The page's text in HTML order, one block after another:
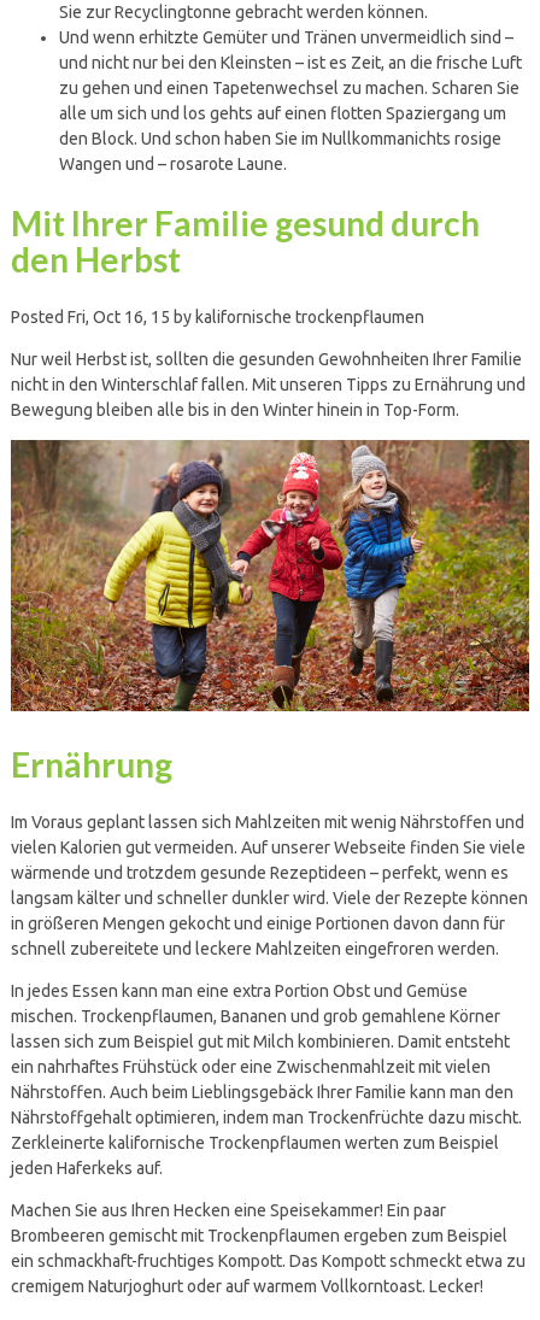
Sie zur Recyclingtonne gebracht werden können.
Und wenn erhitzte Gemüter und Tränen unvermeidlich sind –
und nicht nur bei den Kleinsten – ist es Zeit, an die frische Luft
zu gehen und einen Tapetenwechsel zu machen. Scharen Sie
alle um sich und los gehts auf einen flotten Spaziergang um
den Block. Und schon haben Sie im Nullkommanichts rosige
Wangen und – rosarote Laune.
Mit Ihrer Familie gesund durch
den Herbst
Posted Fri, Oct 16, 15 by kalifornische trockenpflaumen
Nur weil Herbst ist, sollten die gesunden Gewohnheiten Ihrer Familie
nicht in den Winterschlaf fallen. Mit unseren Tipps zu Ernährung und
Bewegung bleiben alle bis in den Winter hinein in Top-Form.
Ernährung
Im Voraus geplant lassen sich Mahlzeiten mit wenig Nährstoffen und
vielen Kalorien gut vermeiden. Auf unserer Webseite finden Sie viele
wärmende und trotzdem gesunde Rezeptideen – perfekt, wenn es
langsam kälter und schneller dunkler wird. Viele der Rezepte können
in größeren Mengen gekocht und einige Portionen davon dann für
schnell zubereitete und leckere Mahlzeiten eingefroren werden.
In jedes Essen kann man eine extra Portion Obst und Gemüse
mischen. Trockenpflaumen, Bananen und grob gemahlene Körner
lassen sich zum Beispiel gut mit Milch kombinieren. Damit entsteht
ein nahrhaftes Frühstück oder eine Zwischenmahlzeit mit vielen
Nährstoffen. Auch beim Lieblingsgebäck Ihrer Familie kann man den
Nährstoffgehalt optimieren, indem man Trockenfrüchte dazu mischt.
Zerkleinerte kalifornische Trockenpflaumen werten zum Beispiel
jeden Haferkeks auf.
Machen Sie aus Ihren Hecken eine Speisekammer! Ein paar
Brombeeren gemischt mit Trockenpflaumen ergeben zum Beispiel
ein schmackhaft-fruchtiges Kompott. Das Kompott schmeckt etwa zu
cremigem Naturjoghurt oder auf warmem Vollkorntoast. Lecker!